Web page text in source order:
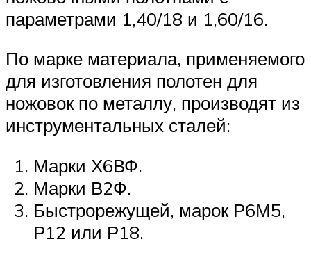
параметрами 1,40/18 и 1,60/16.
По марке материала, применяемого
для изготовления полотен для
ножовок по металлу, производят из
инструментальных сталей:
Марки Х6ВФ.
Марки В2Ф.
Быстрорежущей, марок Р6М5,
Р12 или Р18.